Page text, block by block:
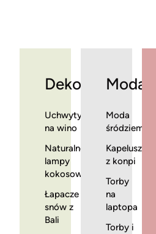
Dekoracje
Uchwyty
na wino
Naturalne
lampy
kokosowe
Łapacze
snów z
Bali
Moda
Moda
Kapelusze
z konpi
Torby
na
laptopa
Torby i